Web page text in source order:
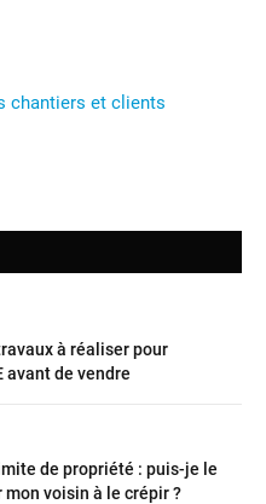
à réaliser pour
avant de vendre
de propriété : puis-je le
voisin à le crépir ?